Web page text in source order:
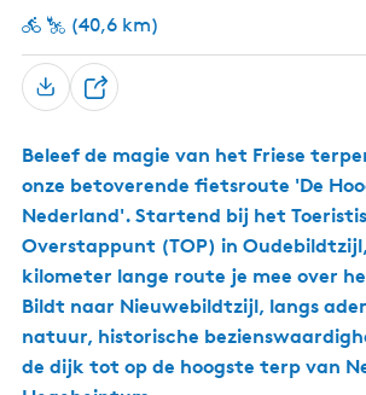
(40,6 km)
D
e
l
Beleef de magie van het Friese
onze betoverende fietsroute 'De
Nederland'. Startend bij het
Overstappunt (TOP) in
kilometer lange route je mee over
Bildt naar Nieuwebildtzijl, langs
natuur, historische
de dijk tot op de hoogste terp van